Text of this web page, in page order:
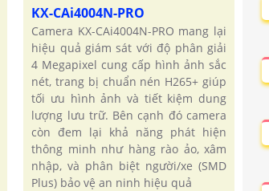
KX-CAi4004N-PRO
Camera KX-CAi4004N-PRO mang lại
hiệu quả giám sát với độ phân giải
4 Megapixel cung cấp hình ảnh sắc
nét, trang bị chuẩn nén H265+ giúp
tối ưu hình ảnh và tiết kiệm dung
lượng lưu trữ. Bên cạnh đó camera
còn đem lại khả năng phát hiện
thông minh như hàng rào ảo, xâm
nhập, và phân biệt người/xe (SMD
Plus) bảo vệ an ninh hiệu quả